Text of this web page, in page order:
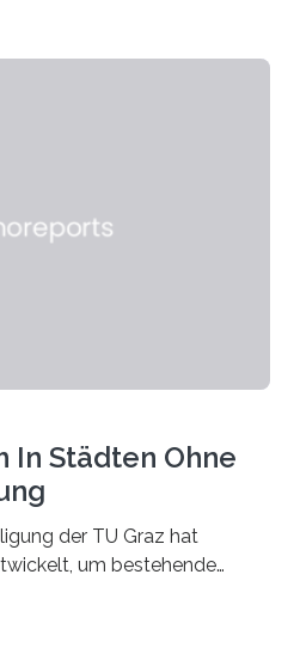
schwedischen
Baustoffe kreiert werden.
In Städten Ohne
der TU Graz hat
um bestehende
Weise